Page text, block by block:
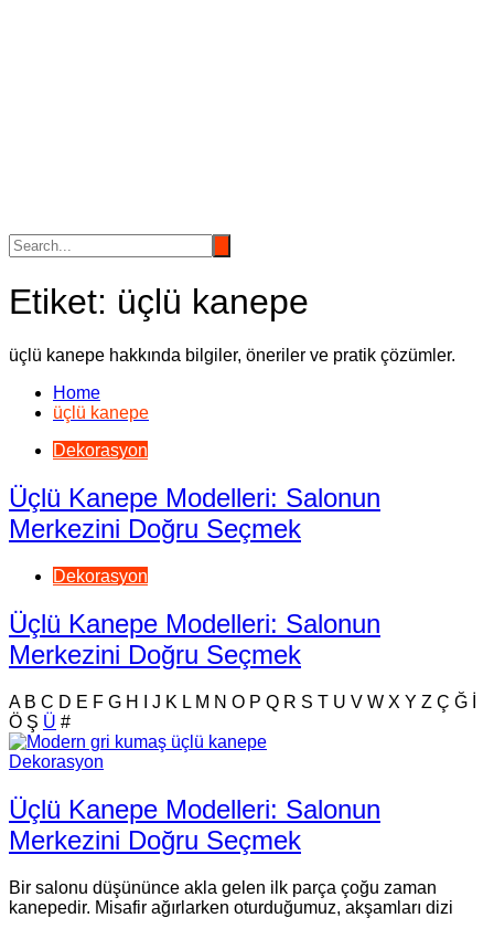
Etiket: üçlü kanepe
üçlü kanepe hakkında bilgiler, öneriler ve pratik çözümler.
Home
üçlü kanepe
Dekorasyon
Üçlü Kanepe Modelleri: Salonun
Merkezini Doğru Seçmek
Dekorasyon
Üçlü Kanepe Modelleri: Salonun
Merkezini Doğru Seçmek
A B C D E F G H J K L M N O P Q R S T U V W X Y Z Ç Ğ
Ö Ş Ü #
Dekorasyon
Üçlü Kanepe Modelleri: Salonun
Merkezini Doğru Seçmek
Bir salonu düşününce akla gelen ilk parça çoğu zaman
kanepedir. Misafir ağırlarken oturduğumuz, akşamları dizi